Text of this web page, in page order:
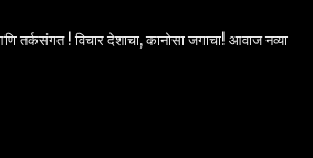
तर्कसंगत ! विचार देशाचा, कानोसा जगाचा! आवाज नव्या